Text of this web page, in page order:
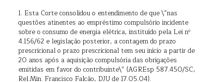
1. Esta Corte consolidou o entendimento de que \”nas
questões atinentes ao empréstimo compulsório incidente
sobre o consumo de energia elétrica, instituído pela Lei nº
4.156/62 e legislação posterior, a contagem do prazo
prescricional o prazo prescricional tem seu início a partir de
20 anos após a aquisição compulsória das obrigações
emitidas em favor do contribuinte\” (AGREsp 587.450/SC,
Rel.Min. Francisco Falcão, DJU de 17.05.04).